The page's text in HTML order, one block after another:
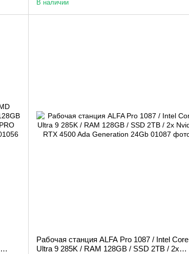
В наличии
Рабочая станция ALFA Pro 1087 / Intel Core
Ultra 9 285K / RAM 128GB / SSD 2TB / 2х